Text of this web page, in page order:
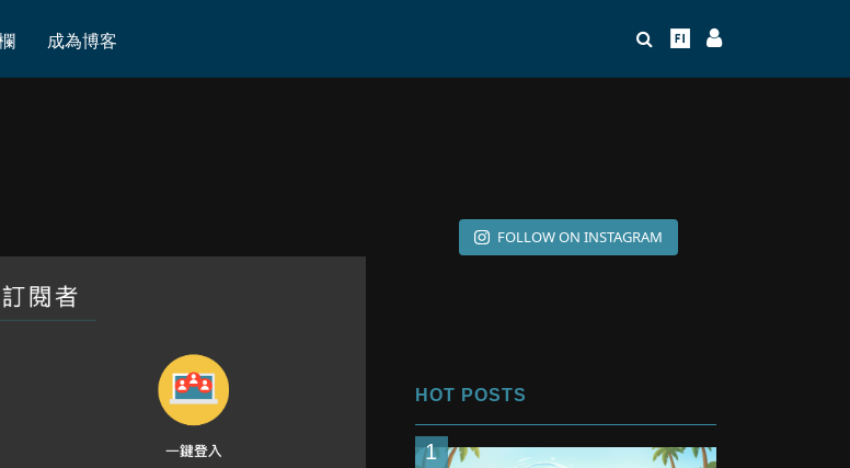
成為博客
FOLLOW ON INSTAGRAM
HOT POSTS
1